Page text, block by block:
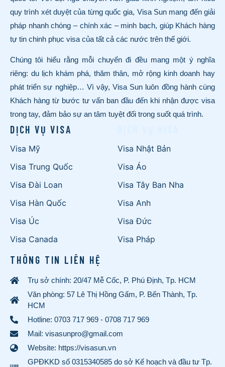
quy trình xét duyệt của từng quốc gia, Visa Sun mang đến giải
pháp nhanh chóng – chính xác – minh bạch, giúp Khách hàng
tự tin chinh phục visa của tất cả các nước trên thế giới.
Chúng tôi hiểu rằng mỗi chuyến đi đều mang một ý nghĩa
riêng: du lịch khám phá, thăm thân, mở rộng kinh doanh hay
phát triển sự nghiệp… Vì vậy, Visa Sun luôn đồng hành cùng
Khách hàng từ bước tư vấn ban đầu đến khi nhận được visa
trong tay, đảm bảo sự an tâm tuyệt đối trong suốt quá trình.
DỊCH VỤ VISA
Visa Mỹ
Visa Trung Quốc
Visa Đài Loan
Visa Hàn Quốc
Visa Úc
Visa Canada
Visa Nhật Bản
Visa Áo
Visa Tây Ban Nha
Visa Anh
Visa Đức
Visa Pháp
THÔNG TIN LIÊN HỆ
Trụ sở chính: 20/47 Mễ Cốc, P. Phú Định, Tp. HCM
Văn phòng: 57 Lê Thị Hồng Gấm, P. Bến Thành, Tp.
HCM
Hotline: 0703 717 969 - 0708 717 969
Mail: visasunpro@gmail.com
Website: https://visasun.vn
GPĐKKD số 0315340585 do sở Kế hoạch và đầu tư Tp.